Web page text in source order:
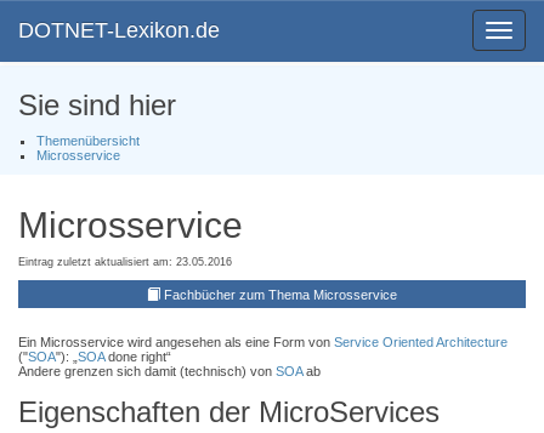
Toggle
DOTNET-Lexikon.de
Sie sind hier
Themenübersicht
Microsservice
Microsservice
Eintrag zuletzt aktualisiert am: 23.05.2016
Fachbücher zum Thema Microsservice
Ein Microsservice wird angesehen als eine Form von Service Oriented Architecture
("SOA"): „ SOAdone right“
Andere grenzen sich damit (technisch) von SOAab
Eigenschaften der MicroServices